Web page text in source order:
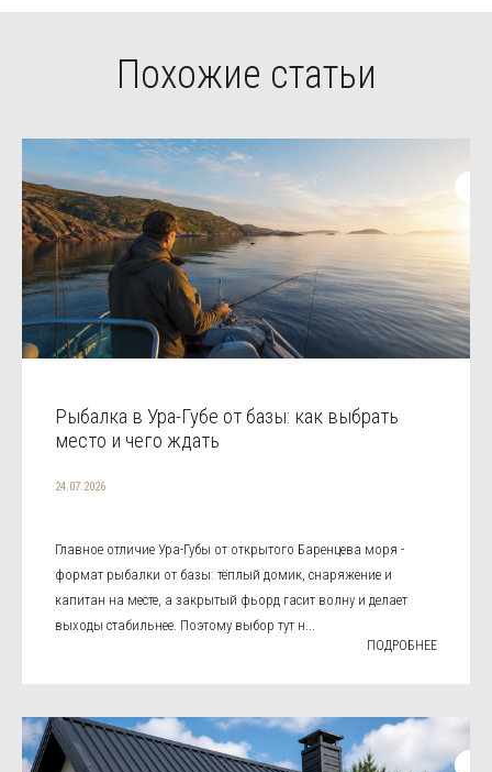
Похожие статьи
Рыбалка в Ура-Губе от базы: как выбрать
место и чего ждать
24.07.2026
Главное отличие Ура-Губы от открытого Баренцева моря -
формат рыбалки от базы: тёплый домик, снаряжение и
капитан на месте, а закрытый фьорд гасит волну и делает
выходы стабильнее. Поэтому выбор тут н...
ПОДРОБНЕЕ